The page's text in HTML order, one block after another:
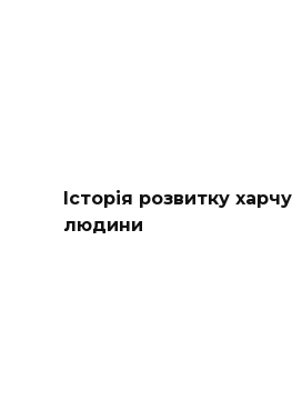
Історія розвитку
людини